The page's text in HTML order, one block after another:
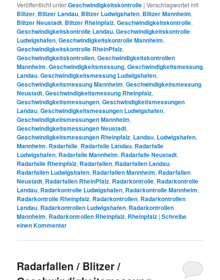
Veröffentlicht unterGeschwindigkeitskontrolle |Verschlagwortet mit
Blitzer, Blitzer Landau, Blitzer Ludwigshafen, Blitzer Mannheim,
Blitzer Neustadt, Blitzer Rheinpfalz,Geschwindigkeitskontrolle,
Geschwindigkeitskontrolle Landau,Geschwindigkeitskontrolle
Ludwigshafen,Geschwindigkeitskontrolle Mannheim,
Geschwindigkeitskontrolle RheinPfalz,
Geschwindigkeitskontrollen,Geschwindigkeitskontrollen
Mannheim,Geschwindigkeitsmessung,Geschwindigkeitsmessung
Landau,Geschwindigkeitsmessung Ludwigshafen,
Geschwindigkeitsmessung Mannheim,Geschwindigkeitsmessung
Neustadt,Geschwindigkeitsmessung Rheinpfalz,
Geschwindigkeitsmessungen,Geschwindigkeitsmessungen
Landau,Geschwindigkeitsmessungen Ludwigshafen,
Geschwindigkeitsmessungen Mannheim,
Geschwindigkeitsmessungen Neustadt,
Geschwindigkeitsmessungen Rheinpfalz, Landau, Ludwigshafen,
Mannheim, Radarfalle, Radarfalle Landau, Radarfalle
Ludwigshafen, Radarfalle Mannheim, Radarfalle Neustadt,
Radarfalle Rheinpfalz, Radarfallen, Radarfallen Landau,
Radarfallen Ludwigshafen, Radarfallen Mannheim, Radarfallen
Neustadt, Radarfallen RheinPfalz, Radarkontrolle, Radarkontrolle
Landau, Radarkontrolle Ludwigshafen, Radarkontrolle Mannheim,
Radarkontrolle Rheinpfalz, Radarkontrollen, Radarkontrollen
Landau, Radarkontrollen Ludwigshafen, Radarkontrollen
Mannheim, Radarkontrollen Rheinpfalz, Rheinpfalz |Schreibe
einen Kommentar
Radarfallen / Blitzer /